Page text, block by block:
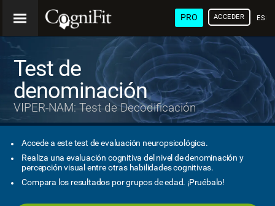
PRO ACCEDER
Test de
denominación
VIPER-NAM: Test de Decodificación
Accede a este test de evaluación neuropsicológica.
Realiza una evaluación cognitiva del nivel de denominación y
percepción visual entre otras habilidades cognitivas.
Compara los resultados por grupos de edad. ¡Pruébalo!